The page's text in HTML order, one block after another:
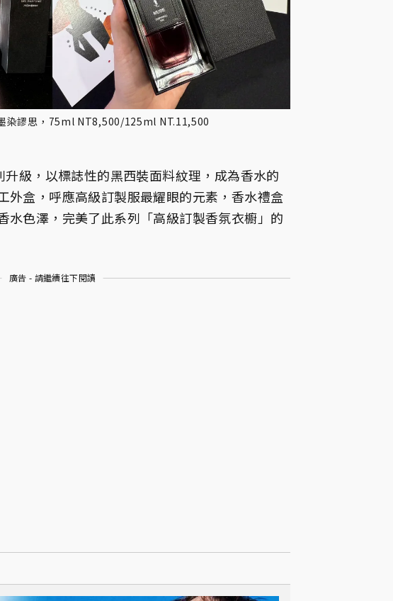
染謬思，75ml NT8,500/125ml NT.11,500
級，以標誌性的黑西裝面料紋理，成為香水的
外盒，呼應高級訂製服最耀眼的元素，香水禮盒
水色澤，完美了此系列「高級訂製香氛衣櫥」的
廣告 - 請繼續往下閱讀